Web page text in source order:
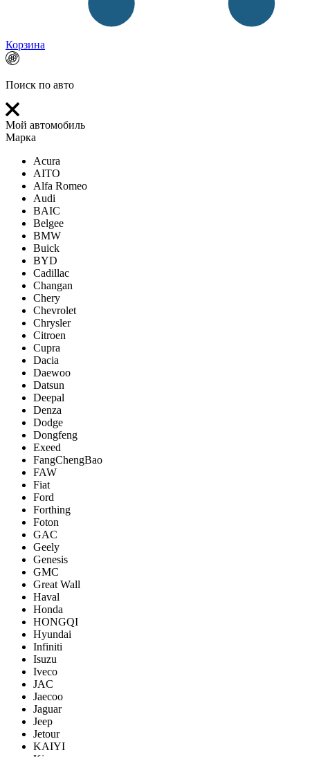
Корзина
Поиск по авто
Мой автомобиль
Марка
Acura
AITO
Alfa Romeo
Audi
BAIC
Belgee
BMW
Buick
BYD
Cadillac
Changan
Chery
Chevrolet
Chrysler
Citroen
Cupra
Dacia
Daewoo
Datsun
Deepal
Denza
Dodge
Dongfeng
Exeed
FangChengBao
FAW
Fiat
Ford
Forthing
Foton
GAC
Geely
Genesis
GMC
Great Wall
Haval
Honda
HONGQI
Hyundai
Infiniti
Isuzu
Iveco
JAC
Jaecoo
Jaguar
Jeep
Jetour
KAIYI